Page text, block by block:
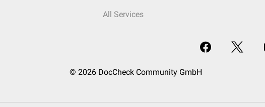
All Services
© 2026 DocCheck Community GmbH